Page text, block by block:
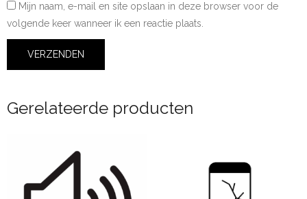
Mijn naam, e-mail en site opslaan in deze browser voor de
volgende keer wanneer ik een reactie plaats.
Gerelateerde producten